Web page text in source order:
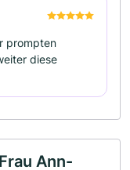
prompten
diese
Ann-